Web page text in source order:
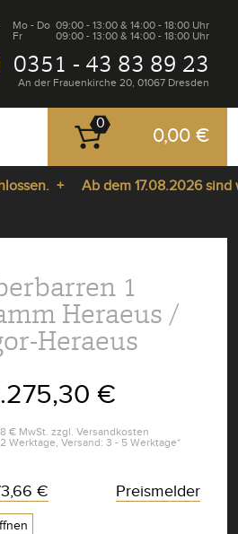
Mo - Do 09:00 - 13:00 & 14:00 - 18:00 Uhr
Fr
09:00 - 13:00 & 14:00 - 18:00 Uhr
0351 - 43 83 89 23
An der Frauenkirche 20, 01067 Dresden
0
0,00 €
+
Ab dem 17.08.2026 sind wir
1
Heraeus /
Heraeus
€
€ MwSt. zzgl. Versandkosten
Werktage, Versand: 3 - 5 Werktage*
€ Preismelder